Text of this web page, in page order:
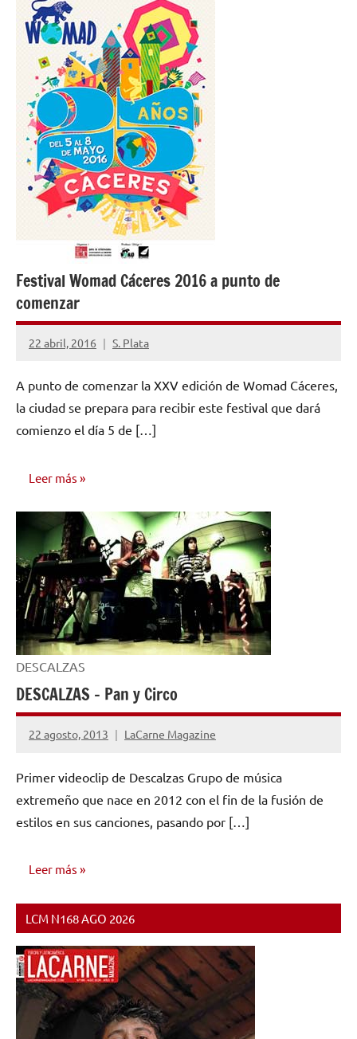
Festival Womad Cáceres 2016 a punto de
comenzar
22 abril, 2016 S. Plata
No
comentarios
A punto de comenzar la XXV edición de Womad Cáceres,
la ciudad se prepara para recibir este festival que dará
comienzo el día 5 de […]
Leer más
NOTICIAS
DESCALZAS
DESCALZAS – Pan y Circo
22 agosto, 2013 LaCarne Magazine
No
comentarios
Primer videoclip de Descalzas Grupo de música
extremeño que nace en 2012 con el fin de la fusión de
estilos en sus canciones, pasando por […]
Leer más
VIDEOS
MUSICALES
LCM N168 AGO 2026